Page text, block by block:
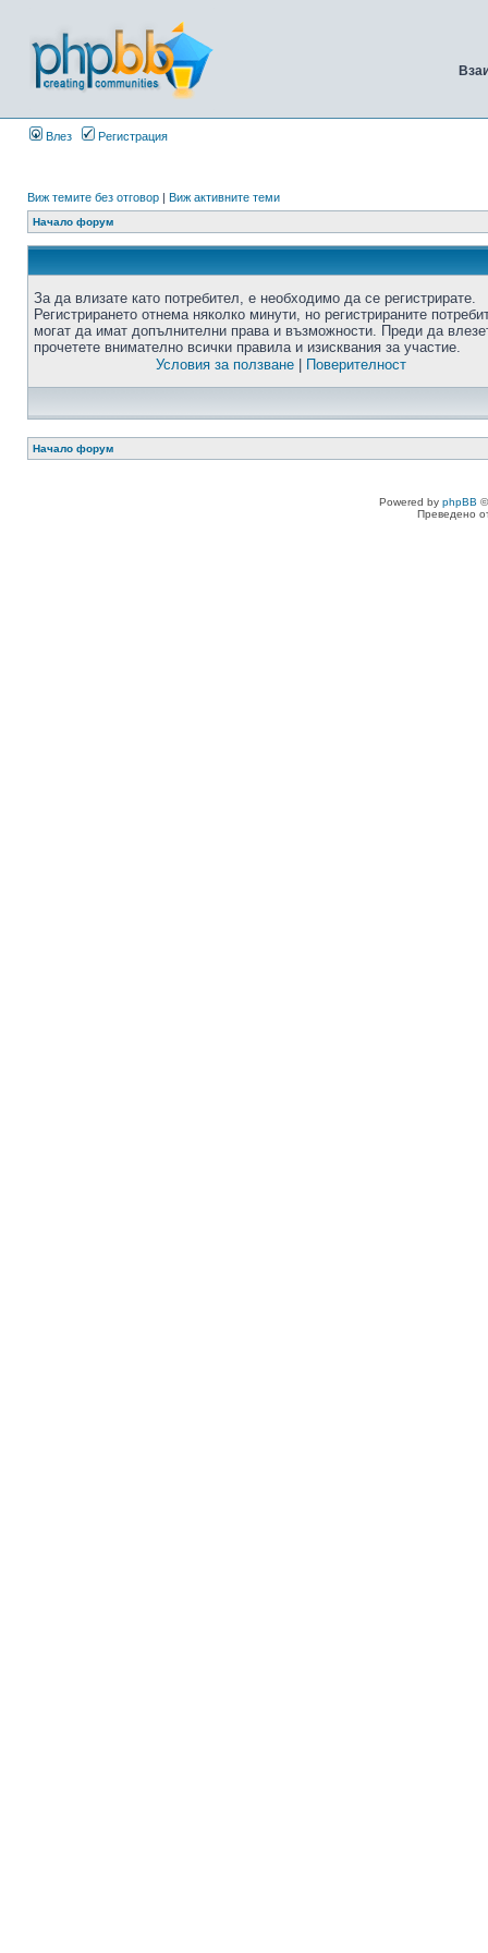
Влез Регистрация
Виж темите без отговор | Виж активните теми
Начало форум
За да влизате като потребител, е необходимо да се регистрирате.
Регистрирането отнема няколко минути, но регистрираните
могат да имат допълнителни права и възможности. Преди да
прочетете внимателно всички правила и изисквания за участие.
Условия за ползване| Поверителност
Начало форум
Powered by phpBB
Преведено